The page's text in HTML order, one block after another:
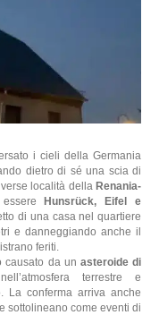
i cieli della Germania
dietro di sé una scia di
località della Renania-
Hunsrück, Eifel
e
di una casa nel quartiere
e danneggiando anche il
feriti.
causato da un asteroide di
terrestre e
La conferma arriva anche
sottolineano come eventi di